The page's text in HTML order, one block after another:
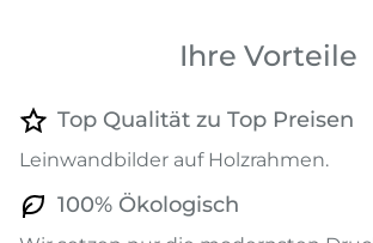
Ihre Vorteile
Top Qualität zu Top Preisen
Leinwandbilder auf Holzrahmen.
100% Ökologisch